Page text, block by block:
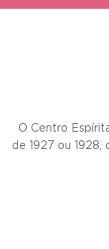
O Centro
de 1927 ou 1928,